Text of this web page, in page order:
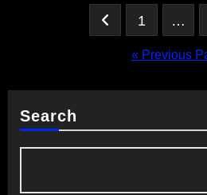
pagination
1 …
« Previous
Search